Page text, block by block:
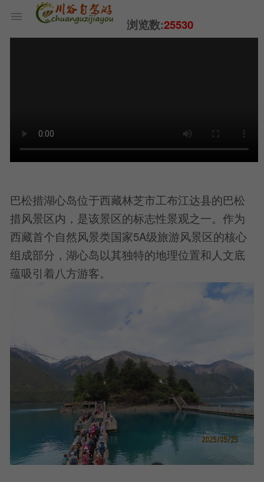
浏览数:25530
巴松措湖心岛位于西藏林芝市工布江达县的巴松
措风景区内，是该景区的标志性景观之一。作为
西藏首个自然风景类国家5A级旅游风景区的核心
组成部分，湖心岛以其独特的地理位置和人文底
蕴吸引着八方游客。